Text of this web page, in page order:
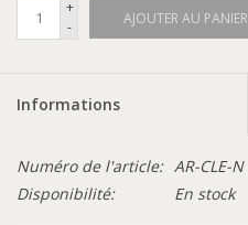
+
-
AJOUTER AU PANIER
Informations
Numéro de l'article: AR-CLE-N
Disponibilité:
En stock